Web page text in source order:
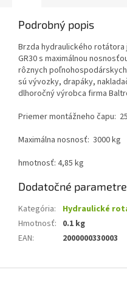
Podrobný popis
Brzda hydraulického
GR30 s maximálnou
rôznych
sú vývozky, drapáky,
dlhoročný výrobca firma
Priemer montážneho čapu:
Maximálna nosnosť: 3000 kg
hmotnosť: 4,85 kg
Dodatočné parametre
Kategória:
Hydraulické
Hmotnosť: 0.1 kg
EAN: 2000000330003